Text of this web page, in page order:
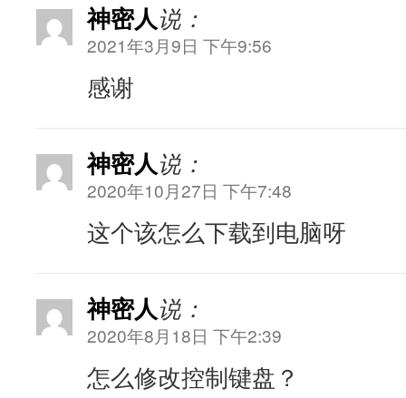
神密人说：
2021年3月9日 下午9:56
感谢
神密人说：
2020年10月27日 下午7:48
这个该怎么下载到电脑呀
神密人说：
2020年8月18日 下午2:39
怎么修改控制键盘？